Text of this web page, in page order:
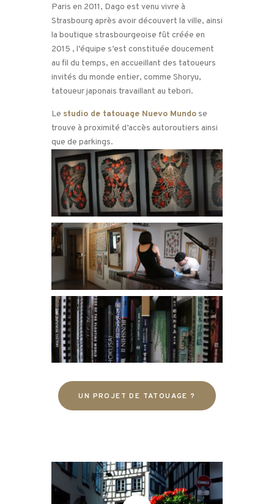
Paris en 2011, Dago est venu vivre à
Strasbourg après avoir découvert la ville, ainsi
la boutique strasbourgeoise fût créée en
2015 , l’équipe s’est constituée doucement
au fil du temps, en accueillant des tatoueurs
invités du monde entier, comme Shoryu,
tatoueur japonais travaillant au tebori.
Le studio de tatouage Nuevo Mundo se
trouve à proximité d’accès autoroutiers ainsi
que de parkings.
UN PROJET DE TATOUAGE ?